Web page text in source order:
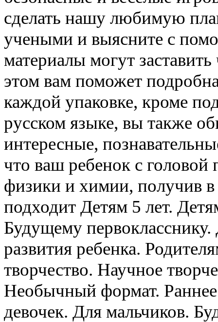
сделать нашу любимую
учеными и выясните с
материалы могут
этом вам поможет
каждой упаковке, кроме
русском языке, вы также
интересные,
что ваш ребенок с
физики и химии, получив
подходит Детям 5 лет.
Будущему
развития ребенка.
творчество. Научное
Необычный формат.
девочек. Для мальчиков.